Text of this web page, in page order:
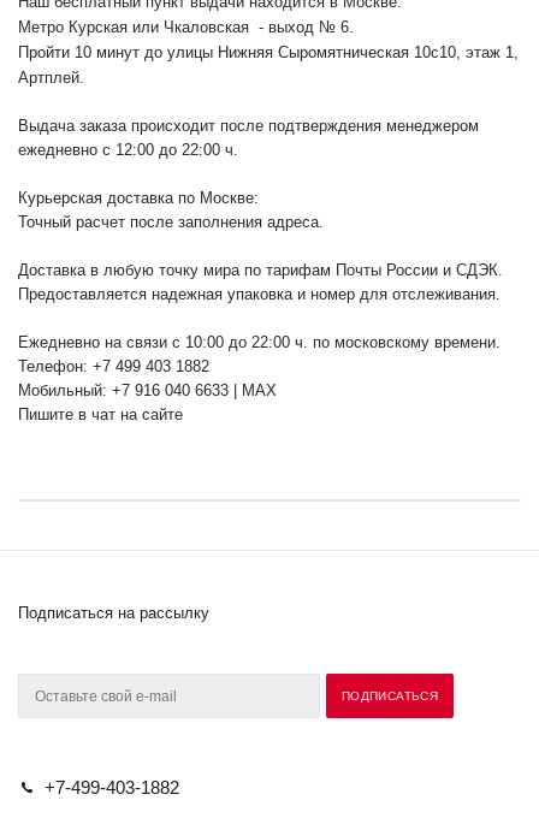
Метро Курская или Чкаловская - выход № 6.
Пройти 10 минут до улицы Нижняя Сыромятническая 10с10, этаж 1,
Артплей.
Выдача заказа происходит после подтверждения менеджером
ежедневно с 12:00 до 22:00 ч.
Курьерская доставка по Москве:
Точный расчет после заполнения адреса.
Доставка в любую точку мира по тарифам Почты России и СДЭК.
Предоставляется надежная упаковка и номер для отслеживания.
Ежедневно на связи с 10:00 до 22:00 ч. по московскому времени.
Телефон: +7 499 403 1882
Мобильный: +7 916 040 6633 | MAX
Пишите в чат на сайте
Подписаться на рассылку
+7-499-403-1882